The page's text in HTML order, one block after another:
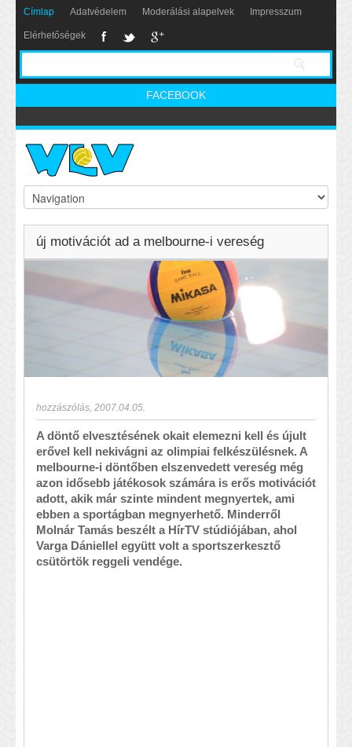
Címlap Adatvédelem Moderálási alapelvek Impresszum
Elérhetőségek
FACEBOOK
új motivációt ad a melbourne-i vereség
hozzászólás 2007.04.05.
A döntő elvesztésének okait elemezni kell és újult
erővel kell nekivágni az olimpiai felkészülésnek. A
melbourne-i döntőben elszenvedett vereség még
azon idősebb játékosok számára is erős motivációt
adott, akik már szinte mindent megnyertek, ami
ebben a sportágban megnyerhető. Minderről
Molnár Tamás beszélt a HírTV stúdiójában, ahol
Varga Dániellel együtt volt a sportszerkesztő
csütörtök reggeli vendége.